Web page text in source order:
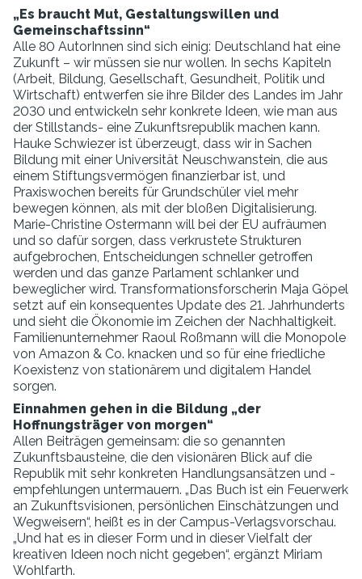
„Es braucht Mut, Gestaltungswillen und
Gemeinschaftssinn“
Alle 80 AutorInnen sind sich einig: Deutschland hat eine
Zukunft – wir müssen sie nur wollen. In sechs Kapiteln
(Arbeit, Bildung, Gesellschaft, Gesundheit, Politik und
Wirtschaft) entwerfen sie ihre Bilder des Landes im Jahr
2030 und entwickeln sehr konkrete Ideen, wie man aus
der Stillstands- eine Zukunftsrepublik machen kann.
Hauke Schwiezer ist überzeugt, dass wir in Sachen
Bildung mit einer Universität Neuschwanstein, die aus
einem Stiftungsvermögen finanzierbar ist, und
Praxiswochen bereits für Grundschüler viel mehr
bewegen können, als mit der bloßen Digitalisierung.
Marie-Christine Ostermann will bei der EU aufräumen
und so dafür sorgen, dass verkrustete Strukturen
aufgebrochen, Entscheidungen schneller getroffen
werden und das ganze Parlament schlanker und
beweglicher wird. Transformationsforscherin Maja Göpel
setzt auf ein konsequentes Update des 21. Jahrhunderts
und sieht die Ökonomie im Zeichen der Nachhaltigkeit.
Familienunternehmer Raoul Roßmann will die Monopole
von Amazon & Co. knacken und so für eine friedliche
Koexistenz von stationärem und digitalem Handel
sorgen.
Einnahmen gehen in die Bildung „der
Hoffnungsträger von morgen“
Allen Beiträgen gemeinsam: die so genannten
Zukunftsbausteine, die den visionären Blick auf die
Republik mit sehr konkreten Handlungsansätzen und -
empfehlungen untermauern. „Das Buch ist ein Feuerwerk
an Zukunftsvisionen, persönlichen Einschätzungen und
Wegweisern“, heißt es in der Campus-Verlagsvorschau.
„Und hat es in dieser Form und in dieser Vielfalt der
kreativen Ideen noch nicht gegeben“, ergänzt Miriam
Wohlfarth.